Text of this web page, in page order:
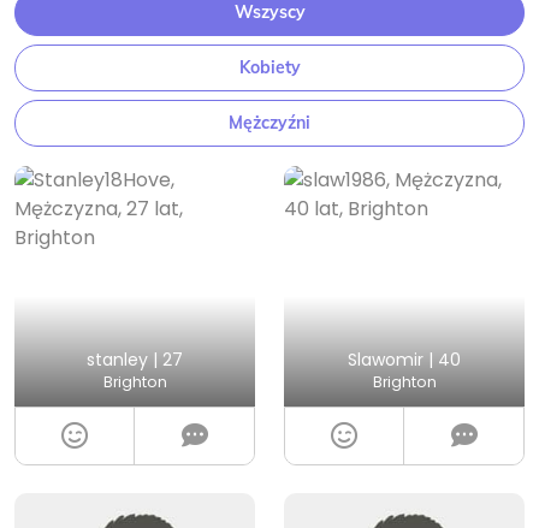
Wszyscy
Kobiety
Mężczyźni
stanley | 27
Brighton
Slawomir | 40
Brighton